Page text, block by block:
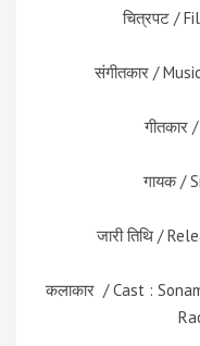
चित्रपट /
संगीतकार /
गीतकार
गायक /
जारी तिथि /
कलाकार / Cast :